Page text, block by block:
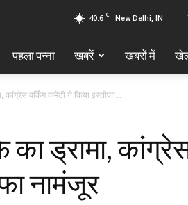
40.6 C New Delhi, IN
पहला पन्ना खबरें खबरों में
कांग्रेस वर्किंग कमेटी ने किया इस्तीफा...
ड्रामा,
नामंजूर